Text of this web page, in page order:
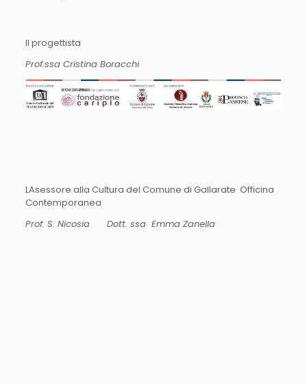
Il progettista
Prof.ssa Cristina Boracchi
LAsessore alla Cultura del Comune di Gallarate Officina
Contemporanea
Prof. S. Nicosia
Dott. ssa Emma Zanella